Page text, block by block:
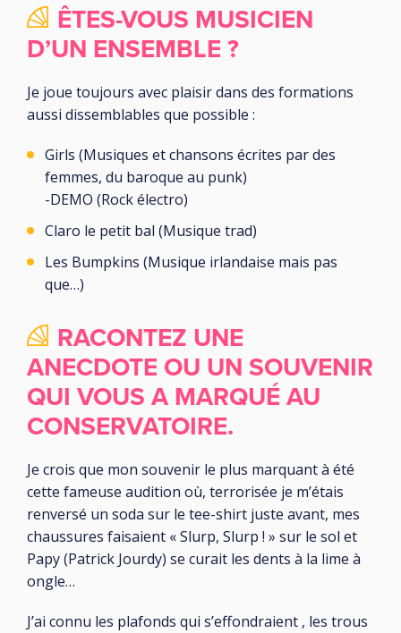
ÊTES-VOUS MUSICIEN
D’UN ENSEMBLE ?
Je joue toujours avec plaisir dans des formations
aussi dissemblables que possible :
Girls (Musiques et chansons écrites par des
femmes, du baroque au punk)
-DEMO (Rock électro)
Claro le petit bal (Musique trad)
Les Bumpkins (Musique irlandaise mais pas
que…)
RACONTEZ UNE
ANECDOTE OU UN SOUVENIR
QUI VOUS A MARQUÉ AU
CONSERVATOIRE.
Je crois que mon souvenir le plus marquant à été
cette fameuse audition où, terrorisée je m’étais
renversé un soda sur le tee-shirt juste avant, mes
chaussures faisaient « Slurp, Slurp ! » sur le sol et
Papy (Patrick Jourdy) se curait les dents à la lime à
ongle…
J’ai connu les plafonds qui s’effondraient , les trous